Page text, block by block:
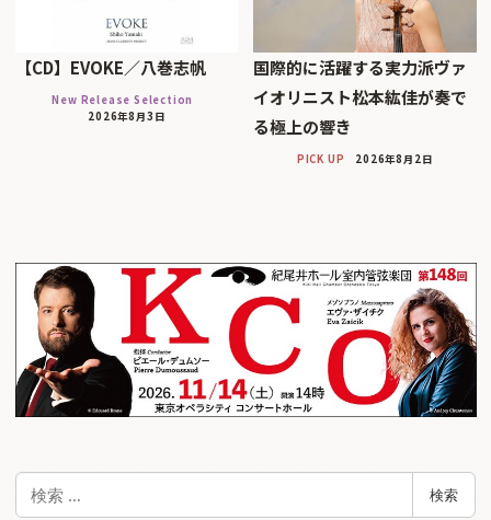
【CD】EVOKE／八巻志帆
New Release Selection
2026年8月3日
国際的に活躍する実力派ヴァ
イオリニスト松本紘佳が奏で
る極上の響き
PICK UP 2026年8月2日
検
索
検索